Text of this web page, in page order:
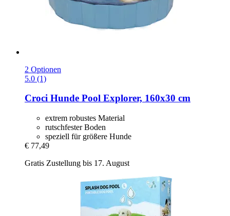
2 Optionen
5.0 (1)
Croci Hunde Pool Explorer, 160x30 cm
extrem robustes Material
rutschfester Boden
speziell für größere Hunde
€ 77,49
Gratis Zustellung bis 17. August